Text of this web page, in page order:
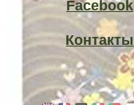
Facebook
Контакты